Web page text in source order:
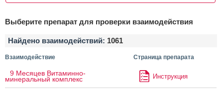
Выберите препарат для проверки взаимодействия
Найдено взаимодействий: 1061
Взаимодействие Страница препарата
9 Месяцев Витаминно-
минеральный комплекс Инструкция